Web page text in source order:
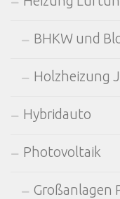
BHKW und
Holzheizung
Hybridauto
Photovoltaik
Großanlagen